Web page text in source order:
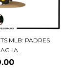
MLB: PADRES